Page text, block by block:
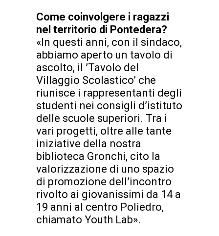
Come coinvolgere i ragazzi
nel territorio di Pontedera?
«In questi anni, con il sindaco,
abbiamo aperto un tavolo di
ascolto, il ’Tavolo del
Villaggio Scolastico’ che
riunisce i rappresentanti degli
studenti nei consigli d’istituto
delle scuole superiori. Tra i
vari progetti, oltre alle tante
iniziative della nostra
biblioteca Gronchi, cito la
valorizzazione di uno spazio
di promozione dell’incontro
rivolto ai giovanissimi da 14 a
19 anni al centro Poliedro,
chiamato Youth Lab».